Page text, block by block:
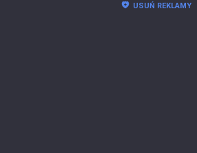
USUŃ REKLAMY